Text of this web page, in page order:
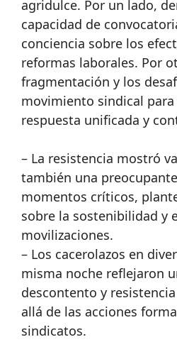
agridulce. Por un lado,
capacidad de
conciencia sobre los
reformas laborales. Por
fragmentación y los
movimiento sindical
respuesta unificada y
– La resistencia mostró
también una
momentos críticos,
sobre la sostenibilidad y
movilizaciones.
– Los cacerolazos en
misma noche reflejaron
descontento y
allá de las acciones
sindicatos.